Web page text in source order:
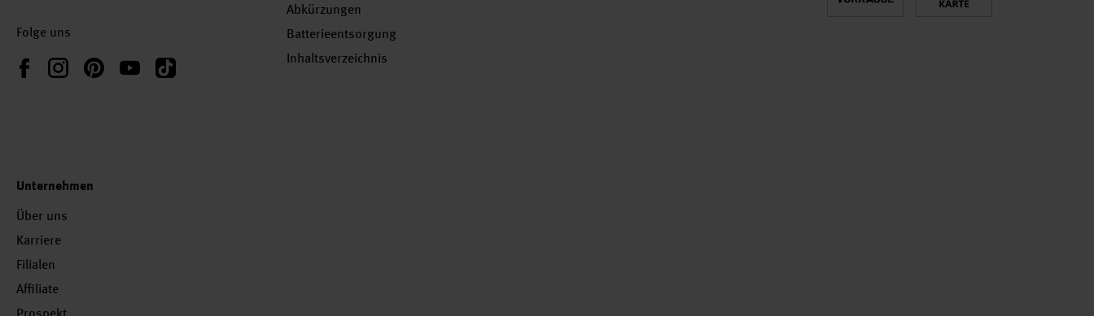
Folge uns
FacebookInstagramPinterestYouTubeTikTok
Abkürzungen
Batterieentsorgung
Inhaltsverzeichnis
Unternehmen
Über uns
Karriere
Filialen
Affiliate